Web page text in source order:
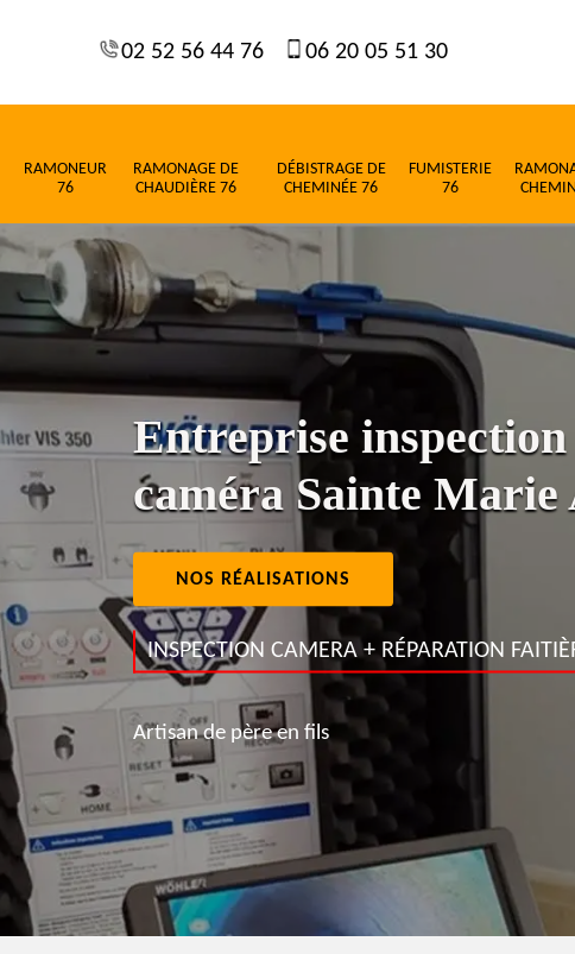
02 52 56 44 76 06 20 05 51 30
RAMONEUR
76
RAMONAGE DE
CHAUDIÈRE 76
DÉBISTRAGE DE
CHEMINÉE 76
FUMISTERIE
76
Entreprise
caméra Sainte Marie
NOS RÉALISATIONS
INSPECTION CAMERA + RÉPARATION
Artisan de père en fils